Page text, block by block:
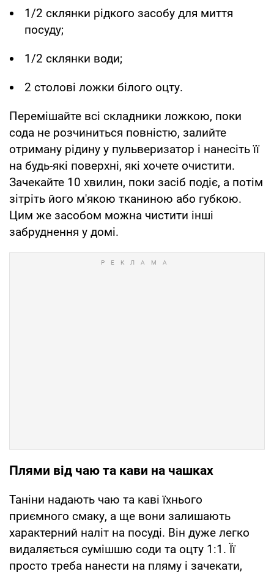
1/2 склянки рідкого засобу для миття
посуду;
1/2 склянки води;
2 столові ложки білого оцту.
Перемішайте всі складники ложкою, поки
сода не розчиниться повністю, залийте
отриману рідину у пульверизатор і нанесіть її
на будь-які поверхні, які хочете очистити.
Зачекайте 10 хвилин, поки засіб подіє, а потім
зітріть його м'якою тканиною або губкою.
Цим же засобом можна чистити інші
забруднення у домі.
Плями від чаю та кави на чашках
Таніни надають чаю та каві їхнього
приємного смаку, а ще вони залишають
характерний наліт на посуді. Він дуже легко
видаляється сумішшю соди та оцту 1:1. Її
просто треба нанести на пляму і зачекати,